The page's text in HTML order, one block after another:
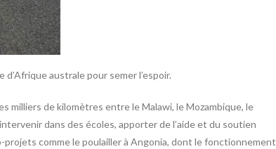
australe pour semer l’espoir.
milliers de kilomètres entre le Malawi, le Mozambique, le
dans des écoles, apporter de l’aide et du soutien
projets comme le poulailler à Angonia, dont le fonctionnement